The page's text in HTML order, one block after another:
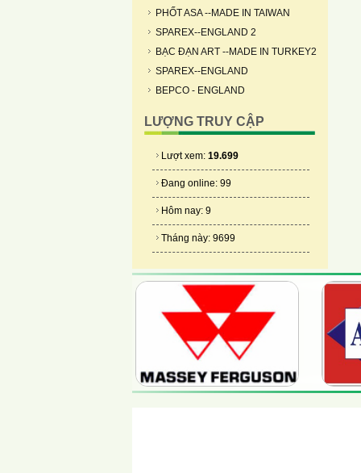
PHỐT ASA --MADE IN TAIWAN
SPAREX--ENGLAND 2
BẠC ĐẠN ART --MADE IN TURKEY2
SPAREX--ENGLAND
BEPCO - ENGLAND
LƯỢNG TRUY CẬP
Lượt xem: 19.699
Đang online: 99
Hôm nay: 9
Tháng này: 9699